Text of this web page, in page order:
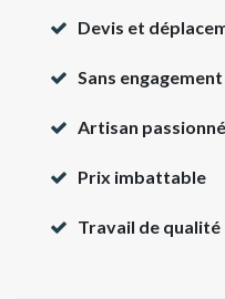
Devis et
Sans engagement
Artisan passionné
Prix imbattable
Travail de qualité